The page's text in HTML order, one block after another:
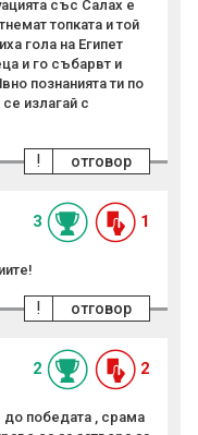
със Салах е
топката и той
гола на Египет
и го събарвт и
познанията ти по
излагай с
отговор
!
3 1
отговор
!
2 2
до победата , срама